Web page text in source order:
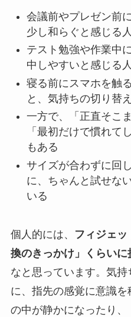
会議前やプレゼン前
少し和らぐと感じる
テスト勉強や作業中
中しやすいと感じる
寝る前にスマホを触
と、気持ちの切り替
一方で、「正直そこ
「最初だけで慣れて
もある
サイズが合わずに回
に、ちゃんと試せな
いる
個人的には、
フィジェ
換のきっかけ」くらい
なと思っています。気
に、指先の感覚に意識
の中が静かになったり